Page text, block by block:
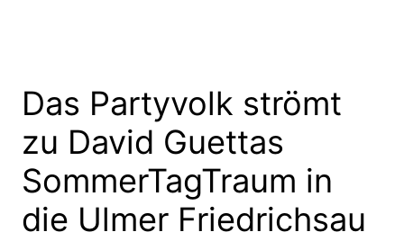
Das Partyvolk strömt
zu David Guettas
SommerTagTraum in
die Ulmer Friedrichsau